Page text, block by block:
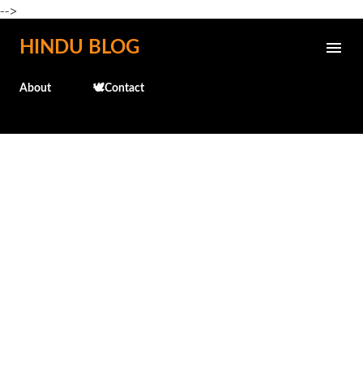
-->
Skip to main content
HINDU BLOG
About 🕊️Contact